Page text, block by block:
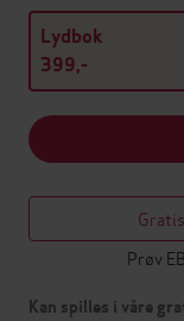
Lydbok
399,-
Prøv
Kan spilles i våre